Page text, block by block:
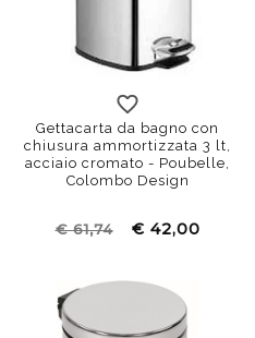
Gettacarta da bagno con
chiusura ammortizzata 3 lt,
acciaio cromato - Poubelle,
Colombo Design
€ 61,74 € 42,00